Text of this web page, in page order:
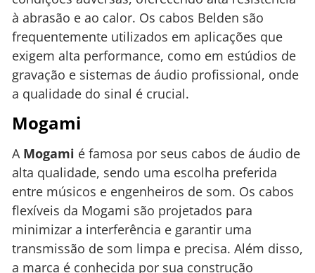
à abrasão e ao calor. Os cabos Belden são
frequentemente utilizados em aplicações que
exigem alta performance, como em estúdios de
gravação e sistemas de áudio profissional, onde
a qualidade do sinal é crucial.
Mogami
A Mogami é famosa por seus cabos de áudio de
alta qualidade, sendo uma escolha preferida
entre músicos e engenheiros de som. Os cabos
flexíveis da Mogami são projetados para
minimizar a interferência e garantir uma
transmissão de som limpa e precisa. Além disso,
a marca é conhecida por sua construção